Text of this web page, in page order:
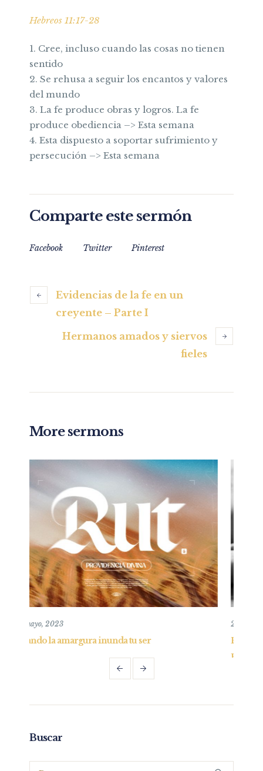
Hebreos 11:17-28
1. Cree, incluso cuando las cosas no tienen
sentido
2. Se rehusa a seguir los encantos y valores
del mundo
3. La fe produce obras y logros. La fe
produce obediencia –> Esta semana
4. Esta dispuesto a soportar sufrimiento y
persecución –> Esta semana
Comparte este sermón
Facebook Twitter Pinterest
Evidencias de la fe en un
creyente – Parte I
Hermanos amados y siervos
fieles
More sermons
Entendiendo y practicando el perdón
Parte I